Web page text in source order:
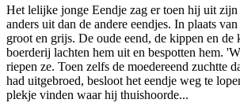
Het lelijke jonge Eendje zag er toen hij uit
anders uit dan de andere eendjes. In plaats
groot en grijs. De oude eend, de kippen en de
boerderij lachten hem uit en bespotten hem.
riepen ze. Toen zelfs de moedereend zuchtte
had uitgebroed, besloot het eendje weg te
plekje vinden waar hij thuishoorde...